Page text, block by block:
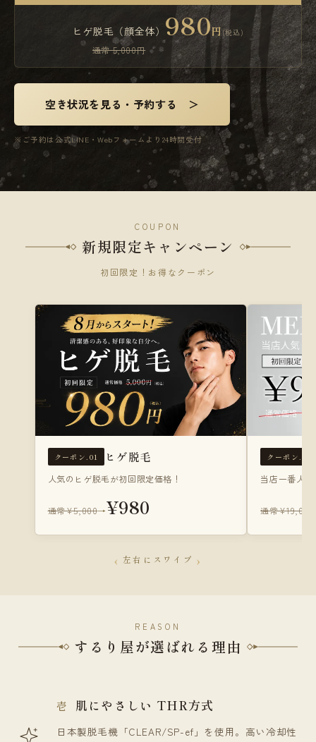
ヒゲ脱毛（顔全体）
通常 5,000円
980円 (税込)
空き状況を見る・予約する ＞
※ご予約は公式LINE・Webフォームより24時間受付
COUPON
新規限定キャンペーン
初回限定！お得なクーポン
クーポン.01 ヒゲ脱毛
人気のヒゲ脱毛が初回限定価格！
通常¥5,000→¥980
クーポン.02
当店一番人
通常¥19,000
‹ 左右にスワイプ ›
REASON
するり屋が選ばれる理由
壱 肌にやさしい THR方式
日本製脱毛機「CLEAR/SP-ef」を使用。高い冷却性